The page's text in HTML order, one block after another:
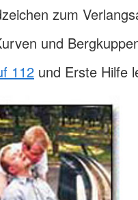
zum
und
112 und Erste Hilfe